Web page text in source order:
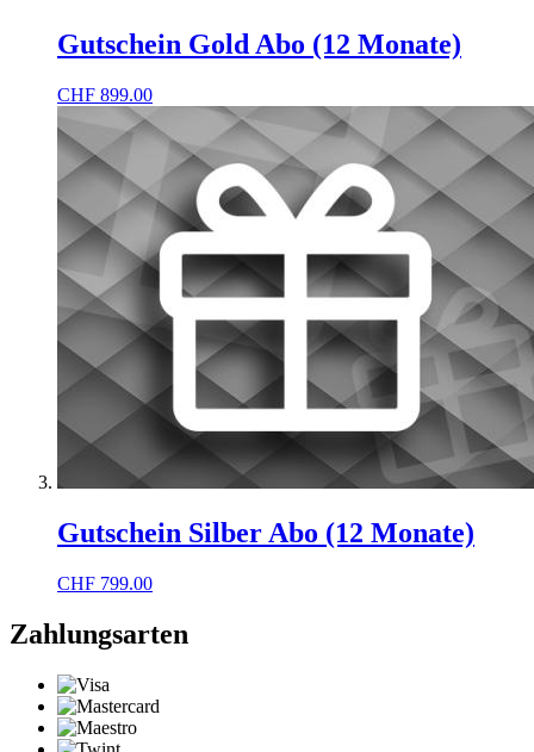
Gutschein Gold Abo (12 Monate)
CHF 899.00
Gutschein Silber Abo (12 Monate)
CHF 799.00
Zahlungsarten